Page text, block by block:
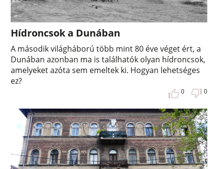
Hídroncsok a Dunában
A második világháború több mint 80 éve véget ért, a
Dunában azonban ma is találhatók olyan hídroncsok,
amelyeket azóta sem emeltek ki. Hogyan lehetséges
ez?
0 0